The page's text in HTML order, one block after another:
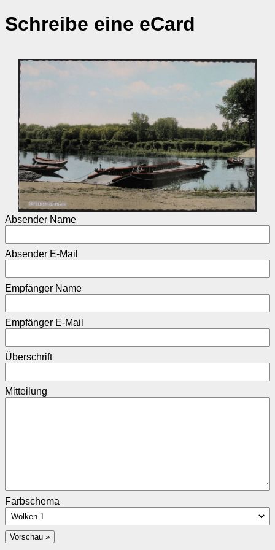
Schreibe eine eCard
Absender Name
Absender E-Mail
Empfänger Name
Empfänger E-Mail
Überschrift
Mitteilung
Farbschema